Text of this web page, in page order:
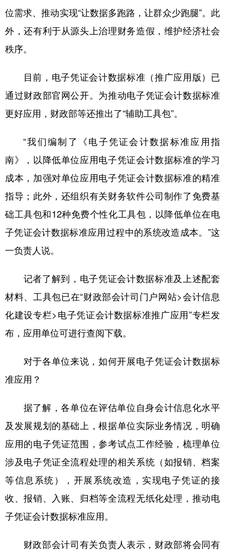
位需求、推动实现“让数据多跑路，让群众少跑腿”。此
外，还有利于从源头上治理财务造假，维护经济社会
秩序。
目前，电子凭证会计数据标准（推广应用版）已
通过财政部官网公开。为推动电子凭证会计数据标准
更好应用，财政部等还推出了“辅助工具包”。
“我们编制了《电子凭证会计数据标准应用指
南》，以降低单位应用电子凭证会计数据标准的学习
成本，加强对单位应用电子凭证会计数据标准的精准
指导；此外，还组织有关财务软件公司制作了免费基
础工具包和12种免费个性化工具包，以降低单位在电
子凭证会计数据标准应用过程中的系统改造成本。”这
一负责人说。
记者了解到，电子凭证会计数据标准及上述配套
材料、工具包已在“财政部会计司门户网站>会计信息
化建设专栏>电子凭证会计数据标准推广应用”专栏发
布，应用单位可进行查阅下载。
对于各单位来说，如何开展电子凭证会计数据标
准应用？
据了解，各单位在评估单位自身会计信息化水平
及发展规划的基础上，根据单位实际业务情况，明确
应用的电子凭证范围，参考试点工作经验，梳理单位
涉及电子凭证全流程处理的相关系统（如报销、档案
等信息系统），开展系统改造，实现电子凭证的接
收、报销、入账、归档等全流程无纸化处理，推动电
子凭证会计数据标准应用。
财政部会计司有关负责人表示，财政部将会同有